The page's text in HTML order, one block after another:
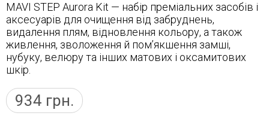
MAVI STEP Aurora Kit — набір преміальних засобів і
аксесуарів для очищення від забруднень,
видалення плям, відновлення кольору, а також
живлення, зволоження й пом’якшення замші,
нубуку, велюру та інших матових і оксамитових
шкір.
934 грн.